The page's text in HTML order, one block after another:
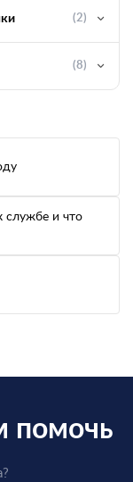
(2)
(8)
службе и что
помочь